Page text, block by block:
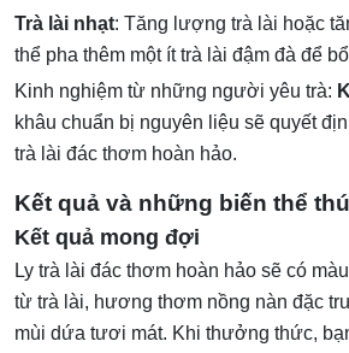
Trà lài nhạt: Tăng lượng trà lài hoặc
thể pha thêm một ít trà lài đậm đà để
Kinh nghiệm từ những người yêu trà:
khâu chuẩn bị nguyên liệu sẽ quyết
trà lài đác thơm hoàn hảo.
Kết quả và những biến thể
Kết quả mong đợi
Ly trà lài đác thơm hoàn hảo sẽ có
từ trà lài, hương thơm nồng nàn đặc
mùi dứa tươi mát. Khi thưởng thức,